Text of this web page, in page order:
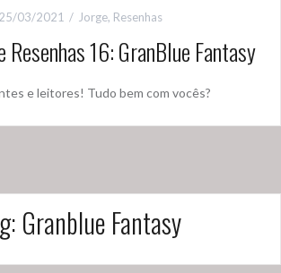
25/03/2021 Jorge, Resenhas
Resenhas 16: GranBlue Fantasy
e leitores! Tudo bem com vocês?
Granblue Fantasy